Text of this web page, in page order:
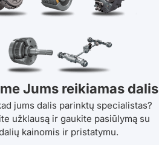
Jums reikiamas dalis
jums dalis parinktų specialistas?
užklausą ir gaukite pasiūlymą su
kainomis ir pristatymu.